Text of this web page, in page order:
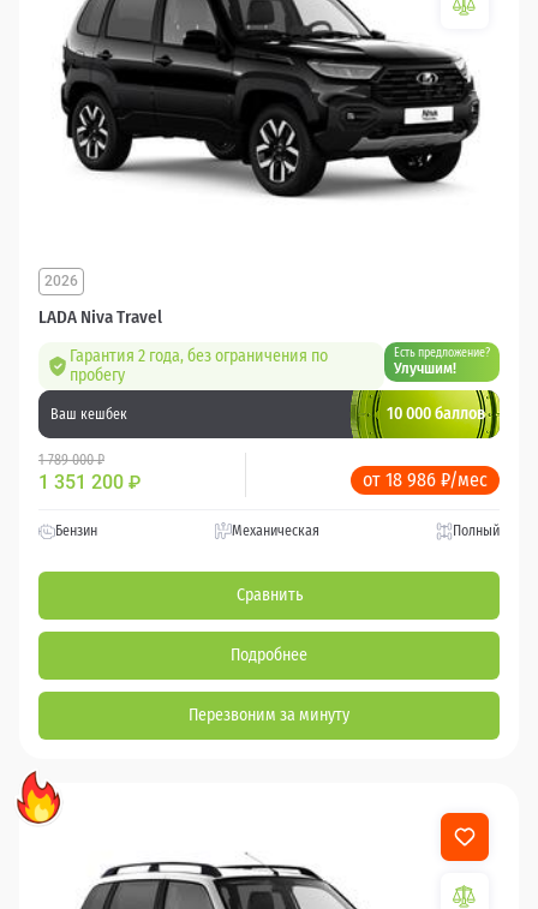
LADA Niva Travel
2026
Гарантия 2 года, без ограничения по
пробегу
Есть предложение?
Улучшим!
Ваш кешбек 10 000 баллов
1 789 000 ₽
1 351 200 ₽ от 18 986 ₽/мес
Бензин Механическая Полный
Сравнить
Подробнее
Перезвоним за минуту